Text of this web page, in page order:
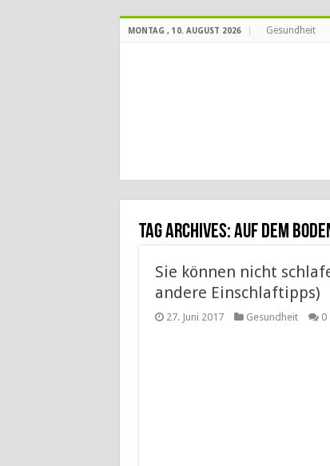
MONTAG , 10. AUGUST 2026 Gesundheit
Tag Archives:auf dem
Sie können nicht
andere Einschlaftipps)
27. Juni 2017 Gesundheit 0